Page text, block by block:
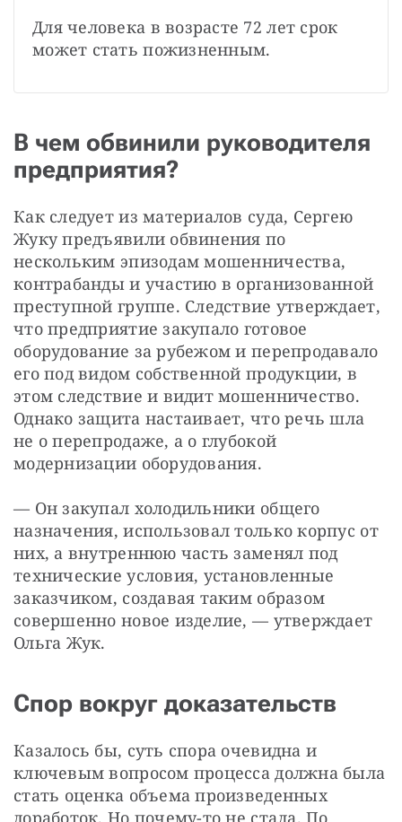
Для человека в возрасте 72 лет срок
может стать пожизненным.
В чем обвинили руководителя
предприятия?
Как следует из материалов суда, Сергею
Жуку предъявили обвинения по
нескольким эпизодам мошенничества,
контрабанды и участию в организованной
преступной группе. Следствие утверждает,
что предприятие закупало готовое
оборудование за рубежом и перепродавало
его под видом собственной продукции, в
этом следствие и видит мошенничество.
Однако защита настаивает, что речь шла
не о перепродаже, а о глубокой
модернизации оборудования.
— Он закупал холодильники общего
назначения, использовал только корпус от
них, а внутреннюю часть заменял под
технические условия, установленные
заказчиком, создавая таким образом
совершенно новое изделие, — утверждает
Ольга Жук.
Спор вокруг доказательств
Казалось бы, суть спора очевидна и
ключевым вопросом процесса должна была
стать оценка объема произведенных
доработок. Но почему-то не стала. По